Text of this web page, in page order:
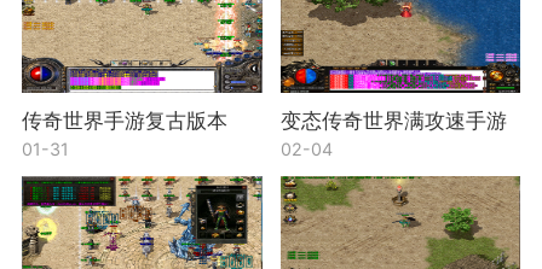
传奇世界手游复古版本
01-31
变态传奇世界满攻速手游
02-04